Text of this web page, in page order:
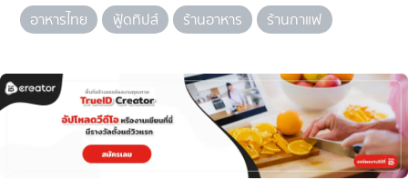
อาหารไทย
ฟู้ดทิปส์ ร้านอาหาร ร้านกาแฟ